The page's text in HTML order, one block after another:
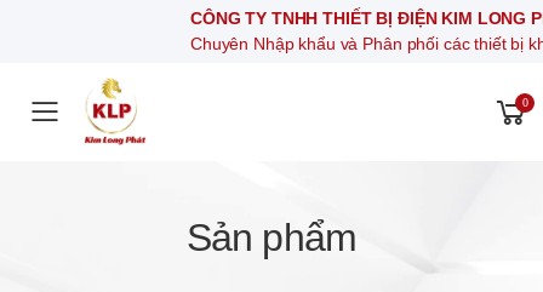
CÔNG TY TNHH THIẾT BỊ ĐIỆN KIM LONG PHÁT
Chuyên Nhập khẩu và Phân phối các thiết bị khí nén, thiết
Toggle mobile menu
0
Sản phẩm